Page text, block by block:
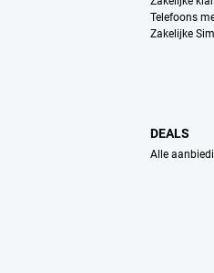
Telefoons
Zakelijke
DEALS
Alle